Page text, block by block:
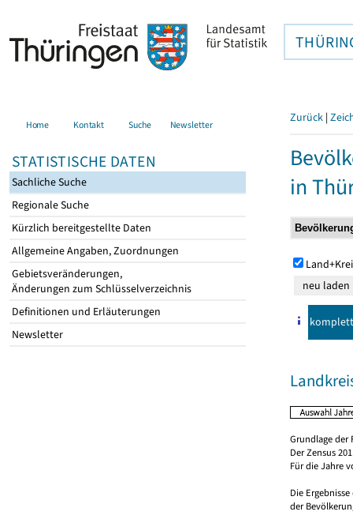
Home Kontakt Suche Newsletter
STATISTISCHE DATEN
Sachliche Suche
Regionale Suche
Kürzlich bereitgestellte Daten
Allgemeine Angaben, Zuordnungen
Gebietsveränderungen,
Änderungen zum Schlüsselverzeichnis
Definitionen und Erläuterungen
Newsletter
Zurück |
in
komplett
Grundlage der
Der Zensus
Für die Jahre
Die
der